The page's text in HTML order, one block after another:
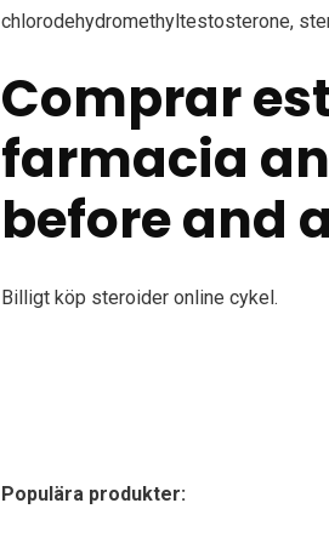
chlorodehydromethyltestosterone,
Comprar
farmacia
before and
Billigt köp steroider online cykel.
Populära produkter: